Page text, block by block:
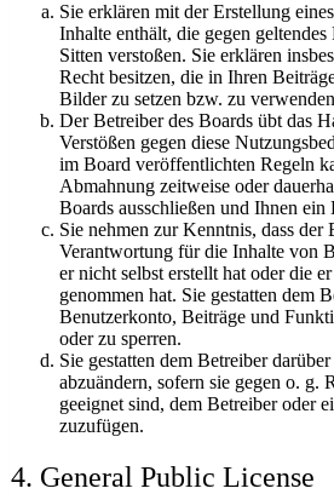
Sie erklären mit der Erstellung
Inhalte enthält, die gegen
Sitten verstoßen. Sie erklären
Recht besitzen, die in Ihren
Bilder zu setzen bzw. zu
Der Betreiber des Boards übt das
Verstößen gegen diese
im Board veröffentlichten Regeln
Abmahnung zeitweise oder
Boards ausschließen und Ihnen ein
Sie nehmen zur Kenntnis, dass der
Verantwortung für die Inhalte von
er nicht selbst erstellt hat oder die
genommen hat. Sie gestatten dem
Benutzerkonto, Beiträge und
oder zu sperren.
Sie gestatten dem Betreiber
abzuändern, sofern sie gegen o. g.
geeignet sind, dem Betreiber oder
zuzufügen.
4. General Public License